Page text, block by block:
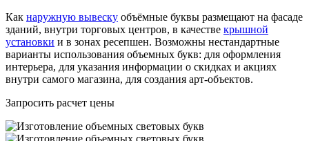
Как наружную вывеску объёмные буквы размещают на фасаде
зданий, внутри торговых центров, в качестве крышной
установки и в зонах ресепшен. Возможны нестандартные
варианты использования объемных букв: для оформления
интерьера, для указания информации о скидках и акциях
внутри самого магазина, для создания арт-объектов.
Запросить расчет цены